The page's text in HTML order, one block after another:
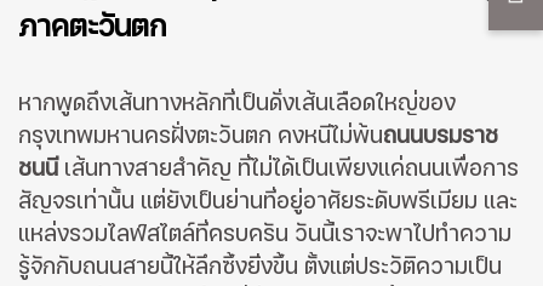
ภาคตะวันตก
หากพูดถึงเส้นทางหลักที่เป็นดั่งเส้นเลือดใหญ่ของ
กรุงเทพมหานครฝั่งตะวันตก คงหนีไม่พ้นถนนบรมราช
ชนนี เส้นทางสายสำคัญ ที่ไม่ได้เป็นเพียงแค่ถนนเพื่อการ
สัญจรเท่านั้น แต่ยังเป็นย่านที่อยู่อาศัยระดับพรีเมียม และ
แหล่งรวมไลฟ์สไตล์ที่ครบครัน วันนี้เราจะพาไปทำความ
รู้จักกับถนนสายนี้ให้ลึกซึ้งยิ่งขึ้น ตั้งแต่ประวัติความเป็น